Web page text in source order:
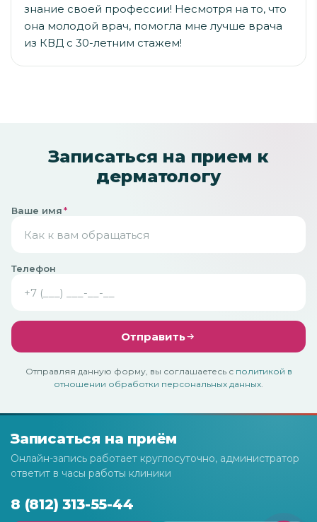
знание своей профессии! Несмотря на то, что
она молодой врач, помогла мне лучше врача
из КВД с 30-летним стажем!
Записаться на прием к
дерматологу
Ваше имя*
Телефон
Отправить
Отправляя данную форму, вы соглашаетесь с политикой в
отношении обработки персональных данных.
Записаться на приём
Онлайн-запись работает круглосуточно, администратор
ответит в часы работы клиники
8 (812) 313-55-44